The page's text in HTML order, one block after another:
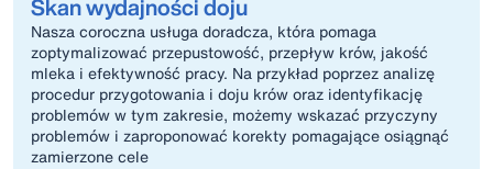
Skan wydajności doju
Nasza coroczna usługa doradcza, która pomaga
zoptymalizować przepustowość, przepływ krów, jakość
mleka i efektywność pracy. Na przykład poprzez analizę
procedur przygotowania i doju krów oraz identyfikację
problemów w tym zakresie, możemy wskazać przyczyny
problemów i zaproponować korekty pomagające osiągnąć
zamierzone cele